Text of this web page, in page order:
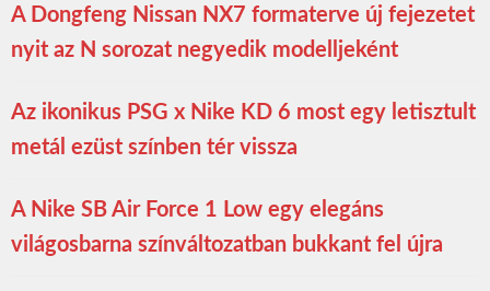
A Dongfeng Nissan NX7 formaterve új fejezetet
nyit az N sorozat negyedik modelljeként
Az ikonikus PSG x Nike KD 6 most egy letisztult
metál ezüst színben tér vissza
A Nike SB Air Force 1 Low egy elegáns
világosbarna színváltozatban bukkant fel újra